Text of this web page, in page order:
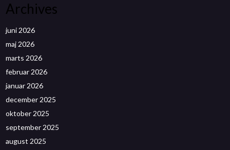
Archives
juni 2026
maj 2026
marts 2026
februar 2026
januar 2026
december 2025
oktober 2025
september 2025
august 2025